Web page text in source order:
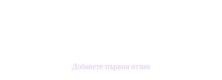
Добавете първия отзив